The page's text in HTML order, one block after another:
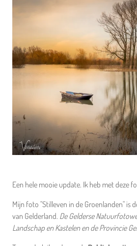
Een hele mooie update. Ik heb met deze
Mijn foto "Stilleven in de Groenlanden" is
van Gelderland. De Gelderse
Landschap en Kastelen en de Provincie